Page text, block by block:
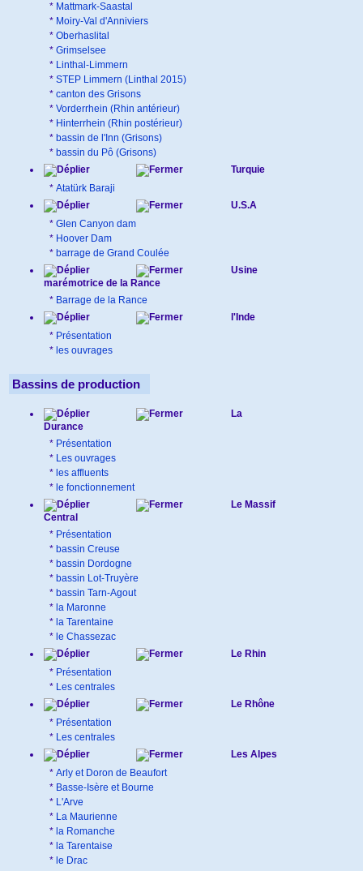
* Mattmark-Saastal
* Moiry-Val d'Anniviers
* Oberhaslital
* Grimselsee
* Linthal-Limmern
* STEP Limmern (Linthal 2015)
* canton des Grisons
* Vorderrhein (Rhin antérieur)
* Hinterrhein (Rhin postérieur)
* bassin de l'Inn (Grisons)
* bassin du Pô (Grisons)
Turquie
* Atatürk Baraji
U.S.A
* Glen Canyon dam
* Hoover Dam
* barrage de Grand Coulée
Usine
marémotrice de la Rance
* Barrage de la Rance
l'Inde
* Présentation
* les ouvrages
Bassins de production
La
Durance
* Présentation
* Les ouvrages
* les affluents
* le fonctionnement
Le Massif
Central
* Présentation
* bassin Creuse
* bassin Dordogne
* bassin Lot-Truyère
* bassin Tarn-Agout
* la Maronne
* la Tarentaine
* le Chassezac
Le Rhin
* Présentation
* Les centrales
Le Rhône
* Présentation
* Les centrales
Les Alpes
* Arly et Doron de Beaufort
* Basse-Isère et Bourne
* L'Arve
* La Maurienne
* la Romanche
* la Tarentaise
* le Drac